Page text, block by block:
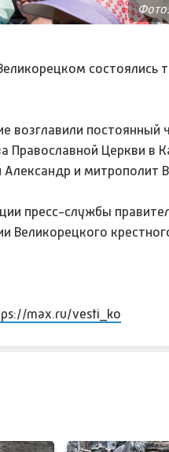
состоялись
возглавили
Православной Церкви в
Александр и митрополит
пресс-службы
Великорецкого
max.ru/vesti_ko